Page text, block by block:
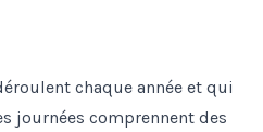
chaque année et qui
journées comprennent des